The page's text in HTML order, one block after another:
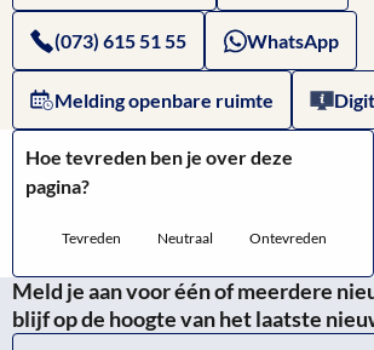
(pdf)
(073) 615 51 55 WhatsApp
Melding openbare ruimte
Hoe tevreden ben je over deze
pagina?
Tevreden Neutraal Ontevreden
Meld je aan voor één of meerdere
blijf op de hoogte van het laatste